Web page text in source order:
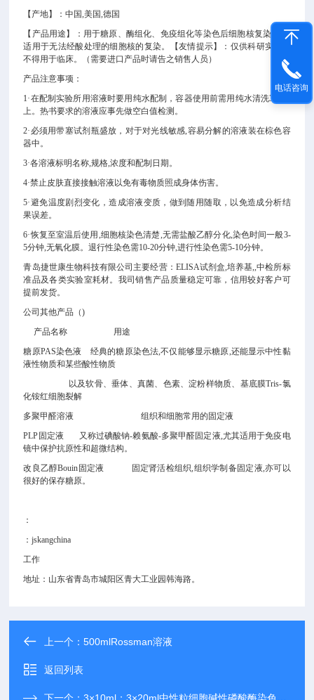
【产地】：中国,美国,德国
【产品用途】： 用于糖原、酶组化、免疫组化等染色后细胞核复染,尤其
适用于无法经酸处理的细胞核的复染。
【友情提示】：仅供科研实验，
不得用于临床。（需要进口产品时请告之销售人员）
产品注意事项：
1·在配制实验所用溶液时要用纯水配制，容器使用前需用纯水清洗3次以
上。热书要求的溶液应事先做空白值检测。
2· 必须用带塞试剂瓶盛放，对于对光线敏感,容易分解的溶液装在棕色容
器中。
3·各溶液标明名称,规格,浓度和配制日期。
4·禁止皮肤直接接触溶液以免有毒物质照成身体伤害。
5·避免温度剧烈变化，造成溶液变质，做到随用随取，以免造成分析结
果误差。
6·恢复至室温后使用,细胞核染色清楚,无需盐酸乙醇分化,染色时间一般3-
5分钟,无氧化膜。退行性染色需10-20分钟,进行性染色需5-10分钟。
青岛捷世康生物科技有限公司主要经营：ELISA试剂盒,培养基,,中检所标
准品及各类实验室耗材。我司销售产品质量稳定可靠，信用较好客户可
提前发货。
公司其他产品（)
产品名称
用途
糖原PAS染色液 经典的糖原染色法,不仅能够显示糖原,还能显示中性黏
液性物质和某些酸性物质
以及软骨、垂体、真菌、色素、淀粉样物质、基底膜Tris-氯
化铵红细胞裂解
多聚甲醛溶液
组织和细胞常用的固定液
PLP固定液 又称过碘酸钠-赖氨酸-多聚甲醛固定液,尤其适用于免疫电
镜中保护抗原性和超微结构。
改良乙醇Bouin固定液
固定肾活检组织,组织学制备固定液,亦可以
很好的保存糖原。
：
：jskangchina
工作
地址：山东省青岛市城阳区青大工业园韩海路。
上一个：500mlRossman溶液
返回列表
电话咨询